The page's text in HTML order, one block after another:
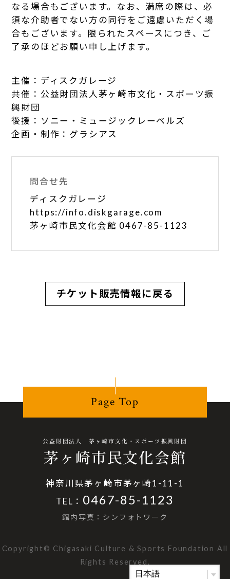
なる場合もございます。なお、満席の際は、必
須な介助者でない方の同行をご遠慮いただく場
合もございます。限られたスペースにつき、ご
了承のほどお願い申し上げます。
主催：ディスクガレージ
共催：公益財団法人茅ヶ崎市文化・スポーツ振
興財団
後援：ソニー・ミュージックレーベルズ
企画・制作：グラシアス
問合せ先
ディスクガレージ
https://info.diskgarage.com
茅ヶ崎市民文化会館 0467-85-1123
チケット販売情報に戻る
Page Top
公益財団法人 茅ヶ崎市文化・スポーツ振興財団
茅ヶ崎市民文化会館
神奈川県茅ヶ崎市茅ヶ崎1-11-1
TEL： 0467-85-1123
館内写真：シンフォトワーク
Copyright© Chigasaki Culture & Sports Foundation All
Rights Reserved.